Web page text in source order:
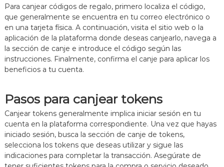
Para canjear códigos de regalo, primero localiza el código,
que generalmente se encuentra en tu correo electrónico o
en una tarjeta física. A continuación, visita el sitio web o la
aplicación de la plataforma donde deseas canjearlo, navega a
la sección de canje e introduce el código según las
instrucciones. Finalmente, confirma el canje para aplicar los
beneficios a tu cuenta.
Pasos para canjear tokens
Canjear tokens generalmente implica iniciar sesión en tu
cuenta en la plataforma correspondiente. Una vez que hayas
iniciado sesión, busca la sección de canje de tokens,
selecciona los tokens que deseas utilizar y sigue las
indicaciones para completar la transacción. Asegúrate de